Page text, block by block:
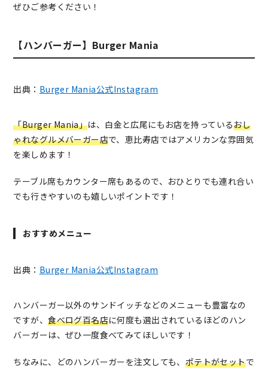
ぜひご参考ください！
【ハンバーガー】Burger Mania
出典： Burger Mania公式Instagram
「Burger Mania」は、白金と広尾にもお店を持っているおし
ゃれなグルメバーガー店で、恵比寿店ではアメリカンな雰囲気
を楽しめます！
テーブル席もカウンター席もあるので、おひとりでも連れ合い
でも行きやすいのも嬉しいポイントです！
おすすめメニュー
出典： Burger Mania公式Instagram
ハンバーガー以外のサンドイッチなどのメニューも豊富なの
ですが、食べログ百名店に何度も選出されているほどのハン
バーガーは、ぜひ一度食べてみてほしいです！
ちなみに、どのハンバーガーを注文しても、 ポテトがセットで